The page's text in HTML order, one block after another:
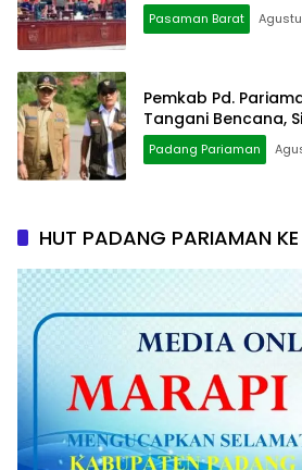
Pasaman Barat
Pemkab Pd.
Tangani Bencana,
Padang Pariaman
HUT PADANG PARIAMAN KE